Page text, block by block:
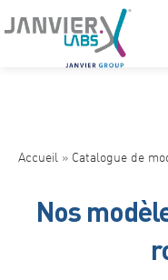
Accueil » Catalogue de
Nos